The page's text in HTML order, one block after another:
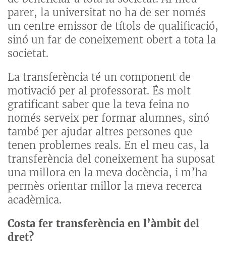
parer, la universitat no ha de ser només
un centre emissor de títols de qualificació,
sinó un far de coneixement obert a tota la
societat.
La transferència té un component de
motivació per al professorat. És molt
gratificant saber que la teva feina no
només serveix per formar alumnes, sinó
també per ajudar altres persones que
tenen problemes reals. En el meu cas, la
transferència del coneixement ha suposat
una millora en la meva docència, i m’ha
permès orientar millor la meva recerca
acadèmica.
Costa fer transferència en l’àmbit del
dret?